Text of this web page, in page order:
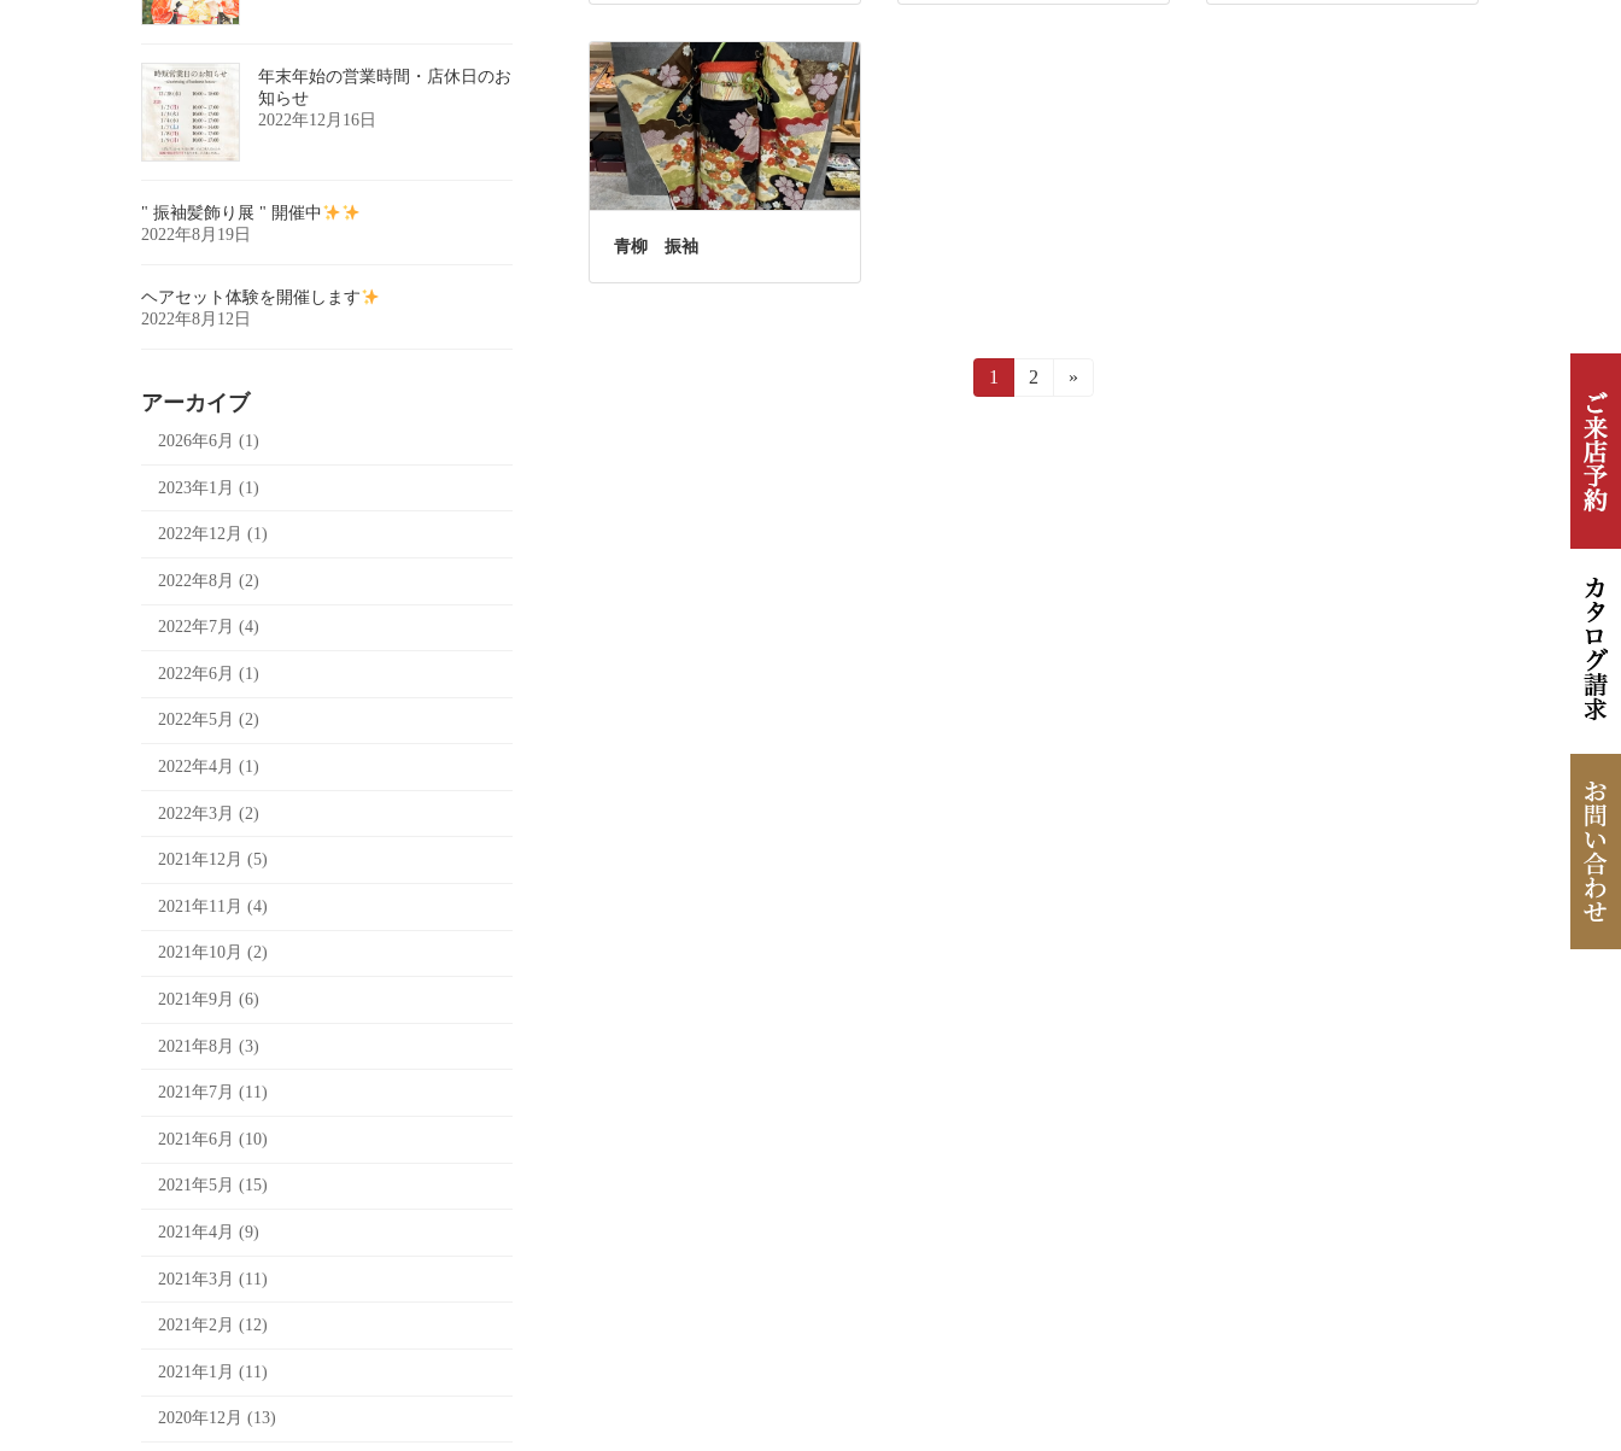
青柳 振袖
固
定
1
固
2 »
年末年始の営業時間・店休日のお
知らせ
2022年12月16日
" 振袖髪飾り展 " 開催中
2022年8月19日
ヘアセット体験を開催します
2022年8月12日
アーカイブ
2026年6月 (1)
2023年1月 (1)
2022年12月 (1)
2022年8月 (2)
2022年7月 (4)
2022年6月 (1)
2022年5月 (2)
2022年4月 (1)
2022年3月 (2)
2021年12月 (5)
2021年11月 (4)
2021年10月 (2)
2021年9月 (6)
2021年8月 (3)
2021年7月 (11)
2021年6月 (10)
2021年5月 (15)
2021年4月 (9)
2021年3月 (11)
2021年2月 (12)
2021年1月 (11)
2020年12月 (13)